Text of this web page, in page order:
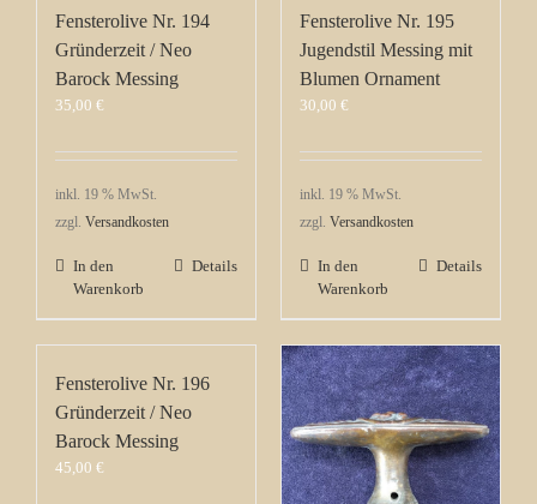
Fensterolive Nr. 194
Gründerzeit / Neo
Barock Messing
35,00 €
inkl. 19 % MwSt.
zzgl. Versandkosten
In den
Warenkorb
Details
Fensterolive Nr. 195
Jugendstil Messing mit
Blumen Ornament
30,00 €
inkl. 19 % MwSt.
zzgl. Versandkosten
In den
Warenkorb
Details
Fensterolive Nr. 196
Gründerzeit / Neo
Barock Messing
45,00 €